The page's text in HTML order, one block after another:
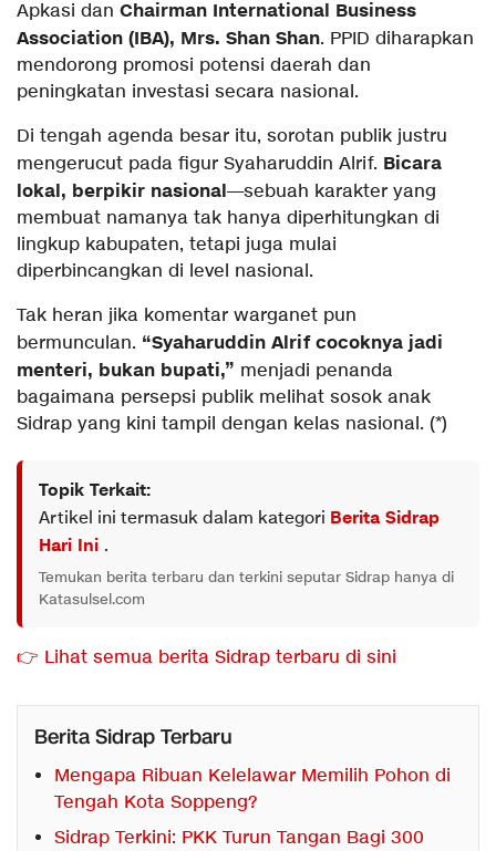
Apkasi dan Chairman International Business
Association (IBA), Mrs. Shan Shan. PPID diharapkan
mendorong promosi potensi daerah dan
peningkatan investasi secara nasional.
Di tengah agenda besar itu, sorotan publik justru
mengerucut pada figur Syaharuddin Alrif. Bicara
lokal, berpikir nasional—sebuah karakter yang
membuat namanya tak hanya diperhitungkan di
lingkup kabupaten, tetapi juga mulai
diperbincangkan di level nasional.
Tak heran jika komentar warganet pun
bermunculan. “Syaharuddin Alrif cocoknya jadi
menteri, bukan bupati,” menjadi penanda
bagaimana persepsi publik melihat sosok anak
Sidrap yang kini tampil dengan kelas nasional. (*)
Topik Terkait:
Artikel ini termasuk dalam kategori Berita Sidrap
Hari Ini .
Temukan berita terbaru dan terkini seputar Sidrap hanya di
Katasulsel.com
👉 Lihat semua berita Sidrap terbaru di sini
Berita Sidrap Terbaru
Mengapa Ribuan Kelelawar Memilih Pohon di
Tengah Kota Soppeng?
Sidrap Terkini: PKK Turun Tangan Bagi 300